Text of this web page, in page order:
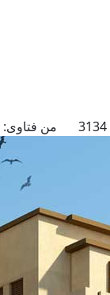
من فتاوى: